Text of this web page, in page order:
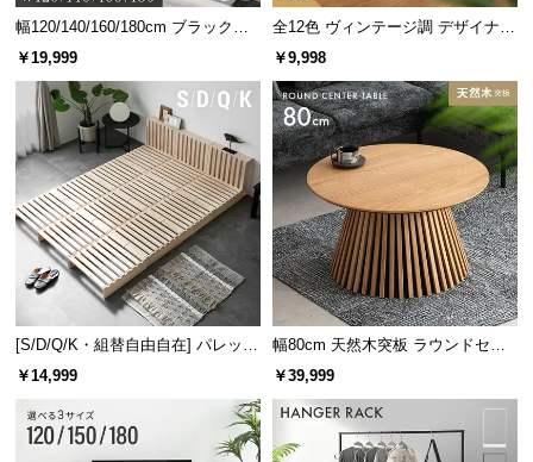
ゆったり囲めるテーブルサイズ
パーティーにぴったりな広々としたテーブル。団欒
のひとときを快適にお過ごしいただけます。
幅120/140/160/180cm ブラックフ
レーム ダイニング 大理石調 4人掛
￥19,999
全12色 ヴィンテージ調 デザイナー
ズシェルチェア
￥9,998
[S/D/Q/K・組替自由自在] パレット
ベッド 8/12/16枚セット
￥14,999
幅80cm 天然木突板 ラウンドセン
ターテーブル 美しい格子デザイン
￥39,999